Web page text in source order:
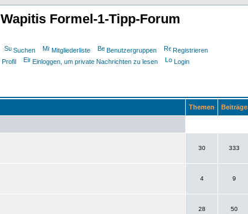
Wapitis Formel-1-Tipp-Forum
Suchen Mitgliederliste Benutzergruppen
Registrieren
Profil
Einloggen, um private Nachrichten zu lesen Login
Themen Beiträge
30 333
4 9
28 50